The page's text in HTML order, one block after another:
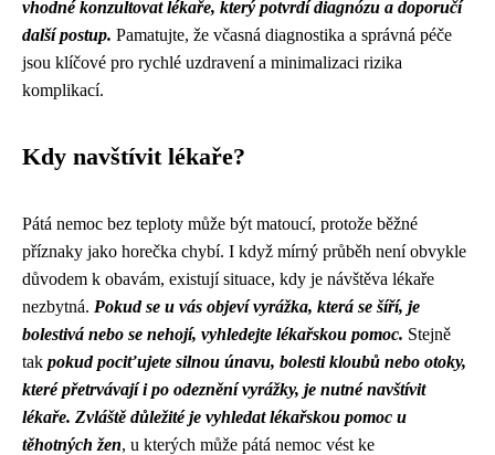
vhodné konzultovat lékaře, který potvrdí diagnózu a doporučí
další postup. Pamatujte, že včasná diagnostika a správná péče
jsou klíčové pro rychlé uzdravení a minimalizaci rizika
komplikací.
Kdy navštívit lékaře?
Pátá nemoc bez teploty může být matoucí, protože běžné
příznaky jako horečka chybí. I když mírný průběh není obvykle
důvodem k obavám, existují situace, kdy je návštěva lékaře
nezbytná. Pokud se u vás objeví vyrážka, která se šíří, je
bolestivá nebo se nehojí, vyhledejte lékařskou pomoc. Stejně
tak pokud pociťujete silnou únavu, bolesti kloubů nebo otoky,
které přetrvávají i po odeznění vyrážky, je nutné navštívit
lékaře. Zvláště důležité je vyhledat lékařskou pomoc u
těhotných žen, u kterých může pátá nemoc vést ke